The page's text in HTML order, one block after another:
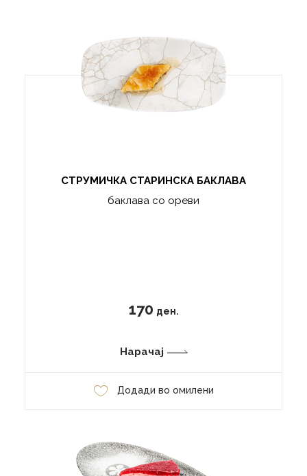
СТРУМИЧКА СТАРИНСКА БАКЛАВА
баклава со ореви
170 ден.
Нарачај
Додади во омилени